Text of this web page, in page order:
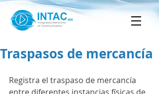
Traspasos de mercancía
Registra el traspaso de mercancía